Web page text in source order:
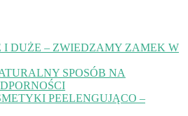
I DUŻE – ZWIEDZAMY ZAMEK W
SPOSÓB NA
PEELENGUJĄCO –